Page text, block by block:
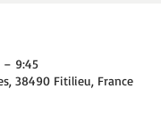
– 9:45
38490 Fitilieu, France